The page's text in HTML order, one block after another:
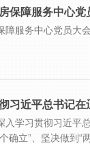
保障服务中心党
障服务中心党员大
习近平总书记
入学习贯彻习近平
确立”、坚决做到